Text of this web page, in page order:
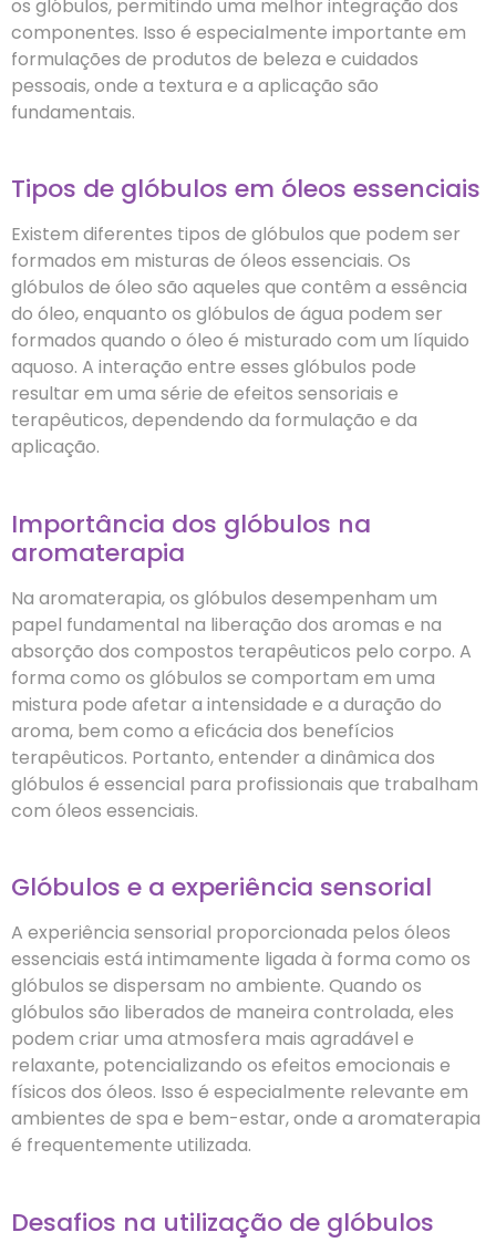
os glóbulos, permitindo uma melhor integração dos
componentes. Isso é especialmente importante em
formulações de produtos de beleza e cuidados
pessoais, onde a textura e a aplicação são
fundamentais.
Tipos de glóbulos em óleos essenciais
Existem diferentes tipos de glóbulos que podem ser
formados em misturas de óleos essenciais. Os
glóbulos de óleo são aqueles que contêm a essência
do óleo, enquanto os glóbulos de água podem ser
formados quando o óleo é misturado com um líquido
aquoso. A interação entre esses glóbulos pode
resultar em uma série de efeitos sensoriais e
terapêuticos, dependendo da formulação e da
aplicação.
Importância dos glóbulos na
aromaterapia
Na aromaterapia, os glóbulos desempenham um
papel fundamental na liberação dos aromas e na
absorção dos compostos terapêuticos pelo corpo. A
forma como os glóbulos se comportam em uma
mistura pode afetar a intensidade e a duração do
aroma, bem como a eficácia dos benefícios
terapêuticos. Portanto, entender a dinâmica dos
glóbulos é essencial para profissionais que trabalham
com óleos essenciais.
Glóbulos e a experiência sensorial
A experiência sensorial proporcionada pelos óleos
essenciais está intimamente ligada à forma como os
glóbulos se dispersam no ambiente. Quando os
glóbulos são liberados de maneira controlada, eles
podem criar uma atmosfera mais agradável e
relaxante, potencializando os efeitos emocionais e
físicos dos óleos. Isso é especialmente relevante em
ambientes de spa e bem-estar, onde a aromaterapia
é frequentemente utilizada.
Desafios na utilização de glóbulos